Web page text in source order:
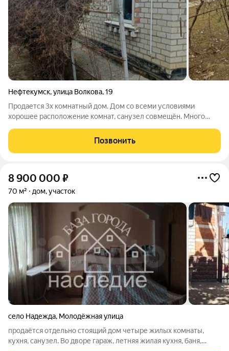
Нефтекумск,улица Волкова,19
Продается 3х комнатный дом. Дом со всеми условиями
хорошее расположение комнат, санузел совмещён. Много
сарай с канализацией можно переделать в баню, курятник
Реальному покупателю торг
Позвонить
8 900 000 ₽
70 м² дом, участок
село Надежда, Молодёжная улица
продаётся отдельно стоящий дом четыре жилых комнаты,
кухня, санузел. Во дворе гараж, летняя жилая кухня, баня,